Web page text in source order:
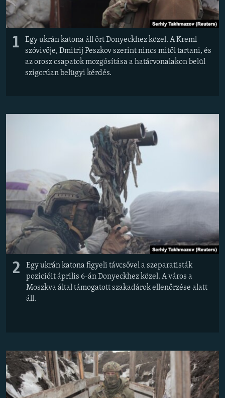
1
Egy ukrán katona áll őrt Donyeckhez közel. A Kreml
szóvivője, Dmitrij Peszkov szerint nincs mitől tartani, és
az orosz csapatok mozgósítása a határvonalakon belül
szigorúan belügyi kérdés.
2
Egy ukrán katona figyeli távcsővel a szeparatisták
pozícióit április 6-án Donyeckhez közel. A város a
Moszkva által támogatott szakadárok ellenőrzése alatt
áll.